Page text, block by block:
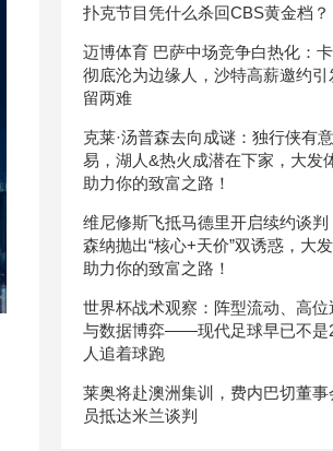
扑克节目凭什么杀回CBS黄金档？
迈博体育 巴萨中场竞争白热化：
彻底沦为边缘人，沙特高薪邀约引
留两难
克莱·汤普森去向成谜：独行侠有
易，湖人&热火成潜在下家，大发
助力你的致富之路！
维尼修斯飞抵马德里开启续约谈判
森纳抛出“核心+天价”双诱惑，大
助力你的致富之路！
世界杯战术观察：阵型流动、高位
与数据博弈——现代足球早已不是
人追着球跑
莱奥将赴澳洲集训，费内巴切董事
员抵达米兰谈判